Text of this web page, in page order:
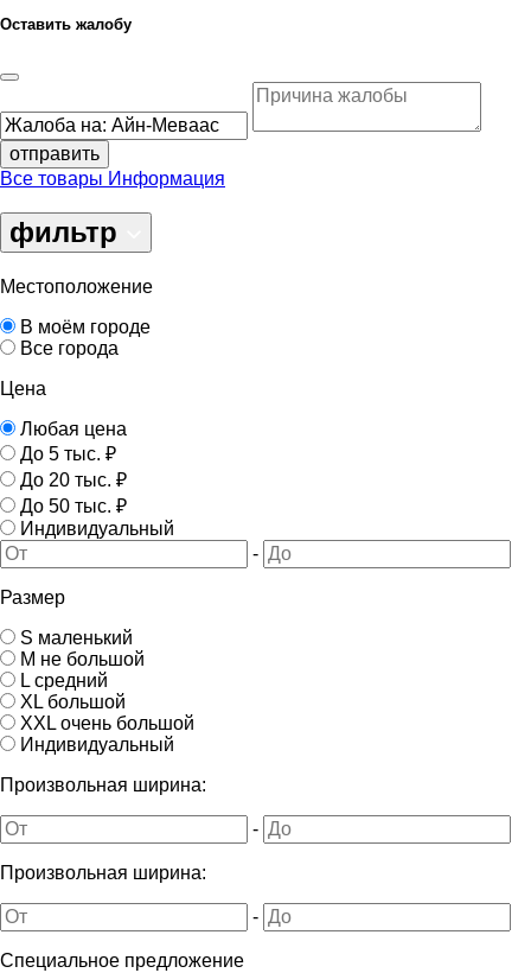
Оставить жалобу
отправить
Все товары Информация
фильтр
Местоположение
В моём городе
Все города
Цена
Любая цена
До 5 тыс. ₽
До 20 тыс. ₽
До 50 тыс. ₽
Индивидуальный
-
Размер
S маленький
M не большой
L средний
XL большой
XXL очень большой
Индивидуальный
Произвольная ширина:
-
Произвольная ширина:
-
Специальное предложение